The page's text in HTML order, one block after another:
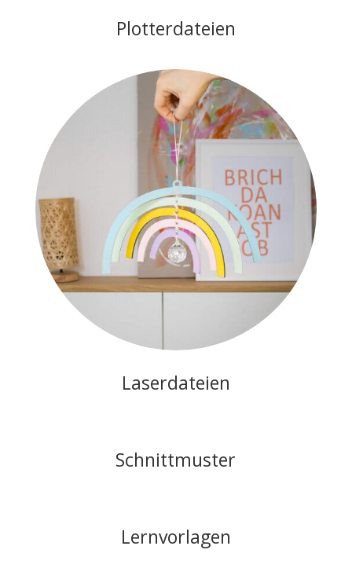
Plotterdateien
Laserdateien
Schnittmuster
Lernvorlagen